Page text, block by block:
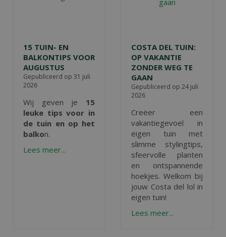
15 TUIN- EN
BALKONTIPS VOOR
AUGUSTUS
Gepubliceerd op 31 juli
2026
Wij geven je 15
leuke tips voor in
de tuin en op het
balkon.
Lees meer...
COSTA DEL TUIN:
OP VAKANTIE
ZONDER WEG TE
GAAN
Gepubliceerd op 24 juli
2026
Creëer een
vakantiegevoel in
eigen tuin met
slimme stylingtips,
sfeervolle planten
en ontspannende
hoekjes. Welkom bij
jouw Costa del lol in
eigen tuin!
Lees meer...